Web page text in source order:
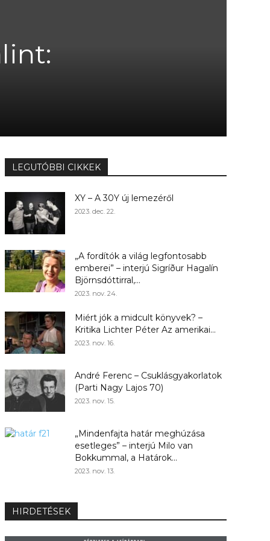
LEGUTÓBBI CIKKEK
XY – A 30Y új lemezéről
2023. dec. 22.
„A fordítók a világ legfontosabb
emberei” – interjú Sigríður Hagalín
Björnsdóttirral,...
2023. nov. 24.
Miért jók a midcult könyvek? –
Kritika Lichter Péter Az amerikai...
2023. nov. 16.
André Ferenc – Csuklásgyakorlatok
(Parti Nagy Lajos 70)
2023. nov. 15.
„Mindenfajta határ meghúzása
esetleges” – interjú Milo van
Bokkummal, a Határok...
2023. nov. 13.
HIRDETÉSEK